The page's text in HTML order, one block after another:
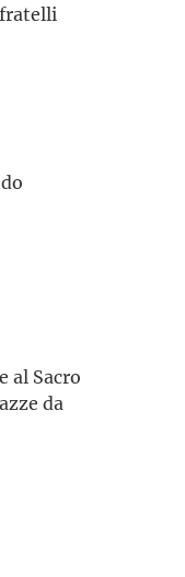
al Sacro
da